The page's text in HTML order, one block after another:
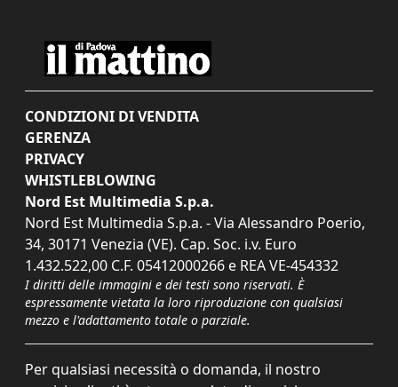
CONDIZIONI DI VENDITA
GERENZA
PRIVACY
WHISTLEBLOWING
Nord Est Multimedia S.p.a.
Nord Est Multimedia S.p.a. - Via Alessandro Poerio,
34, 30171 Venezia (VE). Cap. Soc. i.v. Euro
1.432.522,00 C.F. 05412000266 e REA VE-454332
I diritti delle immagini e dei testi sono riservati. È
espressamente vietata la loro riproduzione con qualsiasi
mezzo e l'adattamento totale o parziale.
Per qualsiasi necessità o domanda, il nostro